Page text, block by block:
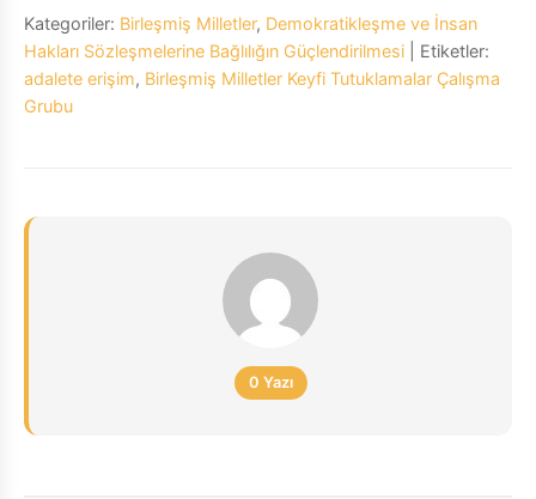
Kategoriler: Birleşmiş Milletler, Demokratikleşme ve İnsan
Hakları Sözleşmelerine Bağlılığın Güçlendirilmesi | Etiketler:
adalete erişim, Birleşmiş Milletler Keyfi Tutuklamalar Çalışma
Grubu
0 Yazı